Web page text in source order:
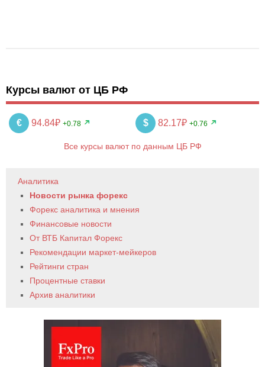
Курсы валют от ЦБ РФ
€ 94.84₽ +0.78 $ 82.17₽ +0.76
Все курсы валют по данным ЦБ РФ
Аналитика
Новости рынка форекс
Форекс аналитика и мнения
Финансовые новости
От ВТБ Капитал Форекс
Рекомендации маркет-мейкеров
Рейтинги стран
Процентные ставки
Архив аналитики